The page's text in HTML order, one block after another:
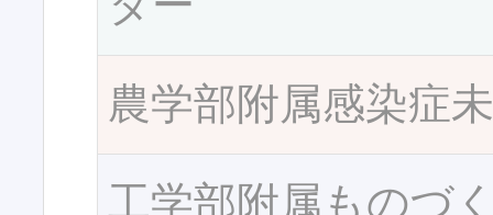
農学部附属感染症
工学部附属ものづ